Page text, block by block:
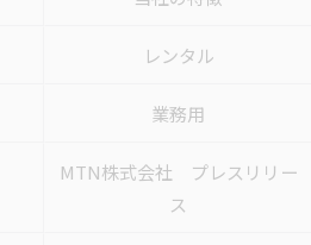
レンタル
業務用
MTN株式会社 プレスリリー
ス